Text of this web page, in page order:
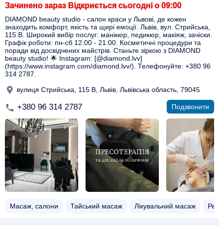
Зачинено зараз Відкриється сьогодні о 09:00
DIAMOND beauty studio - салон краси у Львові, де кожен
знаходить комфорт, якість та щирі емоції. Львів, вул. Стрийська,
115 В. Широкий вибір послуг: манікюр, педикюр, макіяж, зачіски.
Графік роботи: пн-сб 12:00 - 21:00. Косметичні процедури та
поради від досвідчених майстрів. Станьте зіркою з DIAMOND
beauty studio! 🌟 Instagram: [@diamond.lvv]
(https://www.instagram.com/diamond.lvv/). Телефонуйте: +380 96
314 2787.
вулиця Стрийська, 115 В, Львів, Львівська область, 79045
+380 96 314 2787 Подзвонити
Масаж, салони Тайський масаж Лікувальний масаж